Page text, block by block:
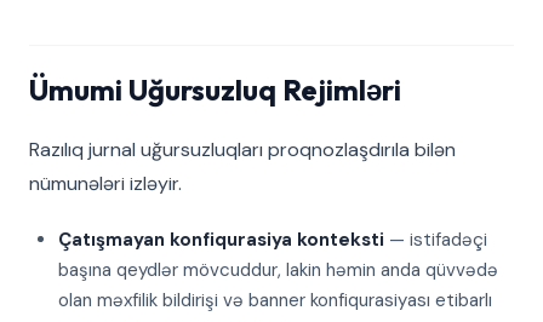
Ümumi Uğursuzluq Rejimləri
Razılıq jurnal uğursuzluqları proqnozlaşdırıla bilən
nümunələri izləyir.
Çatışmayan konfiqurasiya konteksti — istifadəçi
başına qeydlər mövcuddur, lakin həmin anda qüvvədə
olan məxfilik bildirişi və banner konfiqurasiyası etibarlı